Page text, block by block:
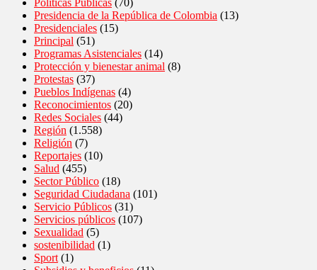
Presidencia de la República de Colombia (13)
Presidenciales (15)
Principal (51)
Programas Asistenciales (14)
Protección y bienestar animal (8)
Protestas (37)
Pueblos Indígenas (4)
Reconocimientos (20)
Redes Sociales (44)
Región (1.558)
Religión (7)
Reportajes (10)
Salud (455)
Sector Público (18)
Seguridad Ciudadana (101)
Servicio Públicos (31)
Servicios públicos (107)
Sexualidad (5)
sostenibilidad (1)
Sport (1)